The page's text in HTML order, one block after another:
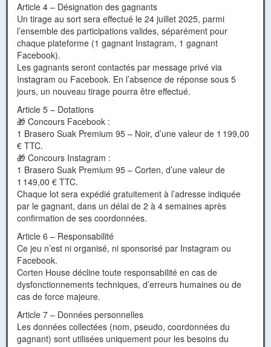
Article 4 – Désignation des gagnants
Un tirage au sort sera effectué le 24 juillet 2025, parmi
l’ensemble des participations valides, séparément pour
chaque plateforme (1 gagnant Instagram, 1 gagnant
Facebook).
Les gagnants seront contactés par message privé via
Instagram ou Facebook. En l’absence de réponse sous 5
jours, un nouveau tirage pourra être effectué.
Article 5 – Dotations
🎁 Concours Facebook :
1 Brasero Suak Premium 95 – Noir, d’une valeur de 1 199,00
€ TTC.
🎁 Concours Instagram :
1 Brasero Suak Premium 95 – Corten, d’une valeur de
1 149,00 € TTC.
Chaque lot sera expédié gratuitement à l’adresse indiquée
par le gagnant, dans un délai de 2 à 4 semaines après
confirmation de ses coordonnées.
Article 6 – Responsabilité
Ce jeu n’est ni organisé, ni sponsorisé par Instagram ou
Facebook.
Corten House décline toute responsabilité en cas de
dysfonctionnements techniques, d’erreurs humaines ou de
cas de force majeure.
Article 7 – Données personnelles
Les données collectées (nom, pseudo, coordonnées du
gagnant) sont utilisées uniquement pour les besoins du